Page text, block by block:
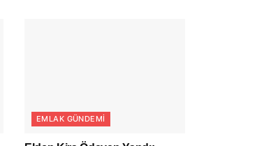
EMLAK GÜNDEMI